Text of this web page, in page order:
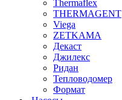
Thermaflex
THERMAGENT
Viega
ZETKAMA
Декаст
Джилекс
Ридан
Тепловодомер
Формат